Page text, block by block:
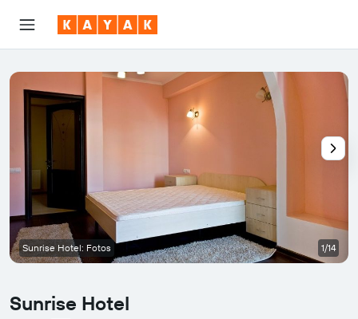
Sunrise Hotel
Sunrise Hotel: Fotos 1/14